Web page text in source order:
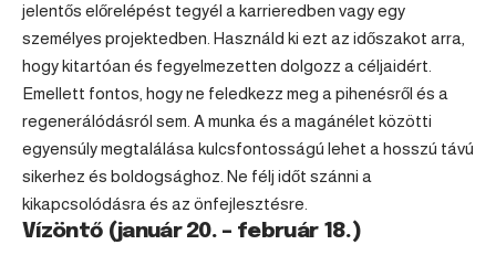
jelentős előrelépést tegyél a karrieredben vagy egy
személyes projektedben. Használd ki ezt az időszakot arra,
hogy kitartóan és fegyelmezetten dolgozz a céljaidért.
Emellett fontos, hogy ne feledkezz meg a pihenésről és a
regenerálódásról sem. A munka és a magánélet közötti
egyensúly megtalálása kulcsfontosságú lehet a hosszú távú
sikerhez és boldogsághoz. Ne félj időt szánni a
kikapcsolódásra és az önfejlesztésre.
Vízöntő (január 20. – február 18.)